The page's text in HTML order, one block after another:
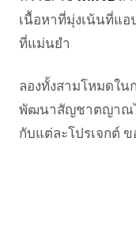
เนื้อหาที่มุ่งเน้นที่แอ
ที่แม่นยำ
ลองทั้งสามโหมดใ
พัฒนาสัญชาตญาณไ
กับแต่ละโปรเจกต์